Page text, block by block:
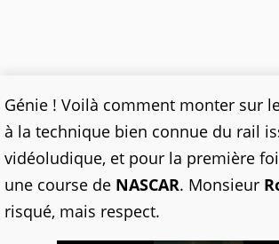
Génie ! Voilà comment monter sur
à la technique bien connue du rail
vidéoludique, et pour la première
une course de NASCAR. Monsieur
risqué, mais respect.